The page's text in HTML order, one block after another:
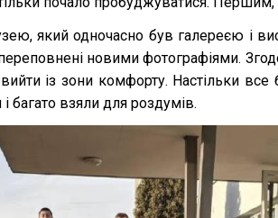
який одночасно був галереєю і
новими фотографіями.
із зони комфорту. Настільки
багато взяли для роздумів.